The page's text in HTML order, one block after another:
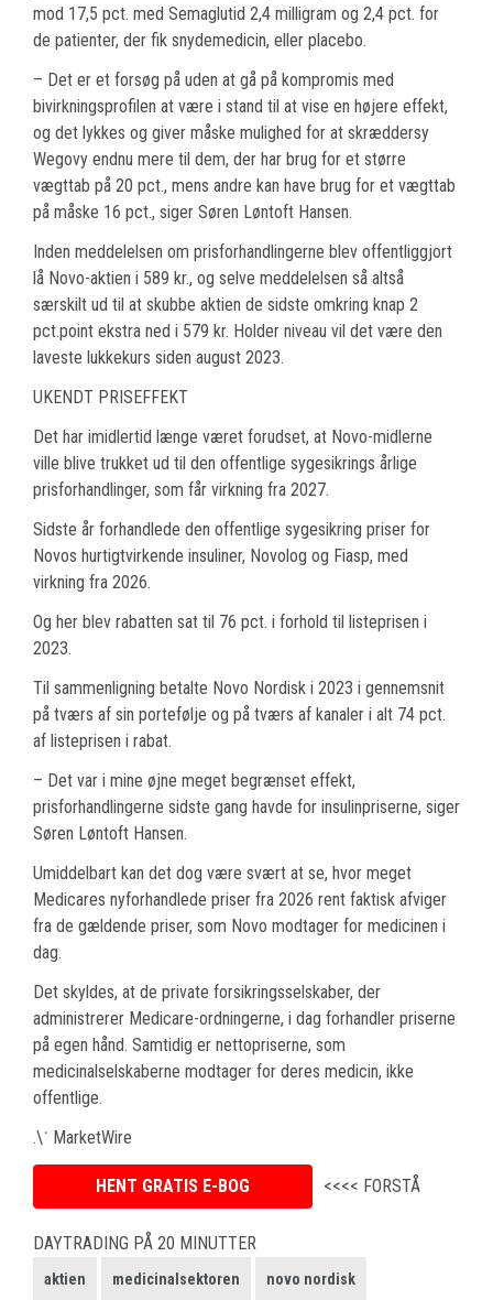
mod 17,5 pct. med Semaglutid 2,4 milligram og 2,4 pct. for
de patienter, der fik snydemedicin, eller placebo.
– Det er et forsøg på uden at gå på kompromis med
bivirkningsprofilen at være i stand til at vise en højere effekt,
og det lykkes og giver måske mulighed for at skræddersy
Wegovy endnu mere til dem, der har brug for et større
vægttab på 20 pct., mens andre kan have brug for et vægttab
på måske 16 pct., siger Søren Løntoft Hansen.
Inden meddelelsen om prisforhandlingerne blev offentliggjort
lå Novo-aktien i 589 kr., og selve meddelelsen så altså
særskilt ud til at skubbe aktien de sidste omkring knap 2
pct.point ekstra ned i 579 kr. Holder niveau vil det være den
laveste lukkekurs siden august 2023.
UKENDT PRISEFFEKT
Det har imidlertid længe været forudset, at Novo-midlerne
ville blive trukket ud til den offentlige sygesikrings årlige
prisforhandlinger, som får virkning fra 2027.
Sidste år forhandlede den offentlige sygesikring priser for
Novos hurtigtvirkende insuliner, Novolog og Fiasp, med
virkning fra 2026.
Og her blev rabatten sat til 76 pct. i forhold til listeprisen i
2023.
Til sammenligning betalte Novo Nordisk i 2023 i gennemsnit
på tværs af sin portefølje og på tværs af kanaler i alt 74 pct.
af listeprisen i rabat.
– Det var i mine øjne meget begrænset effekt,
prisforhandlingerne sidste gang havde for insulinpriserne, siger
Søren Løntoft Hansen.
Umiddelbart kan det dog være svært at se, hvor meget
Medicares nyforhandlede priser fra 2026 rent faktisk afviger
fra de gældende priser, som Novo modtager for medicinen i
dag.
Det skyldes, at de private forsikringsselskaber, der
administrerer Medicare-ordningerne, i dag forhandler priserne
på egen hånd. Samtidig er nettopriserne, som
medicinalselskaberne modtager for deres medicin, ikke
offentlige.
.\˙ MarketWire
HENT GRATIS E-BOG <<<< FORSTÅ
DAYTRADING PÅ 20 MINUTTER
aktien medicinalsektoren novo nordisk